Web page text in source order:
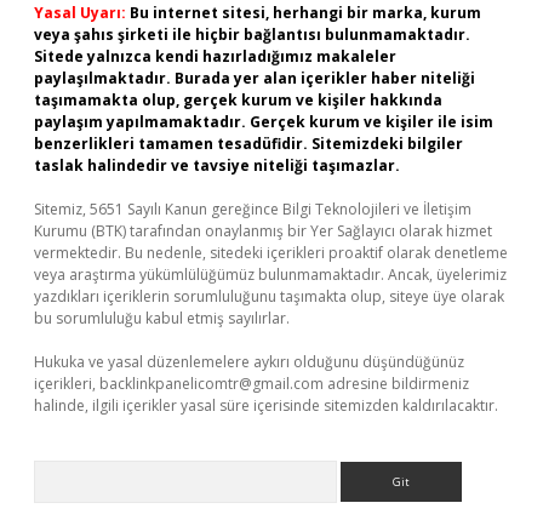
Yasal Uyarı: Bu internet sitesi, herhangi bir marka, kurum
veya şahıs şirketi ile hiçbir bağlantısı bulunmamaktadır.
Sitede yalnızca kendi hazırladığımız makaleler
paylaşılmaktadır. Burada yer alan içerikler haber niteliği
taşımamakta olup, gerçek kurum ve kişiler hakkında
paylaşım yapılmamaktadır. Gerçek kurum ve kişiler ile isim
benzerlikleri tamamen tesadüfidir. Sitemizdeki bilgiler
taslak halindedir ve tavsiye niteliği taşımazlar.
Sitemiz, 5651 Sayılı Kanun gereğince Bilgi Teknolojileri ve İletişim
Kurumu (BTK) tarafından onaylanmış bir Yer Sağlayıcı olarak hizmet
vermektedir. Bu nedenle, sitedeki içerikleri proaktif olarak denetleme
veya araştırma yükümlülüğümüz bulunmamaktadır. Ancak, üyelerimiz
yazdıkları içeriklerin sorumluluğunu taşımakta olup, siteye üye olarak
bu sorumluluğu kabul etmiş sayılırlar.
Hukuka ve yasal düzenlemelere aykırı olduğunu düşündüğünüz
içerikleri, backlinkpanelicomtr@gmail.com adresine bildirmeniz
halinde, ilgili içerikler yasal süre içerisinde sitemizden kaldırılacaktır.